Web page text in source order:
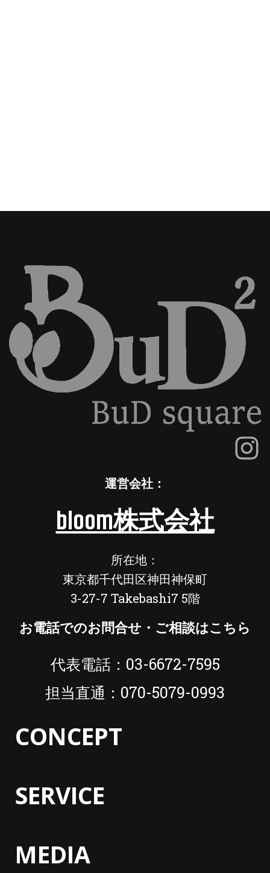
運営会社：
bloom株式会社
所在地：
東京都千代田区神田神保町
3-27-7 Takebashi7 5階
お電話でのお問合せ・ご相談はこちら
代表電話：03-6672-7595
担当直通：070-5079-0993
CONCEPT
SERVICE
MEDIA